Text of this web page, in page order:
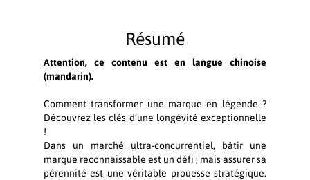
Résumé
Attention, ce contenu est en langue chinoise
(mandarin).
Comment transformer une marque en légende ?
Découvrez les clés d’une longévité exceptionnelle
!
Dans un marché ultra-concurrentiel, bâtir une
marque reconnaissable est un défi ; mais assurer sa
pérennité est une véritable prouesse stratégique.